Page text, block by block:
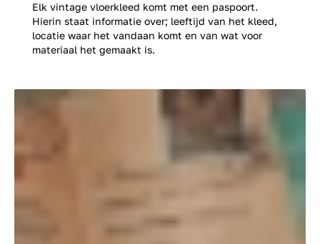
Elk vintage vloerkleed komt met een paspoort.
Hierin staat informatie over; leeftijd van het kleed,
locatie waar het vandaan komt en van wat voor
materiaal het gemaakt is.